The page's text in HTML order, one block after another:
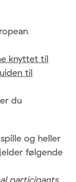
knyttet til
til
du
og heller
følgende
participants